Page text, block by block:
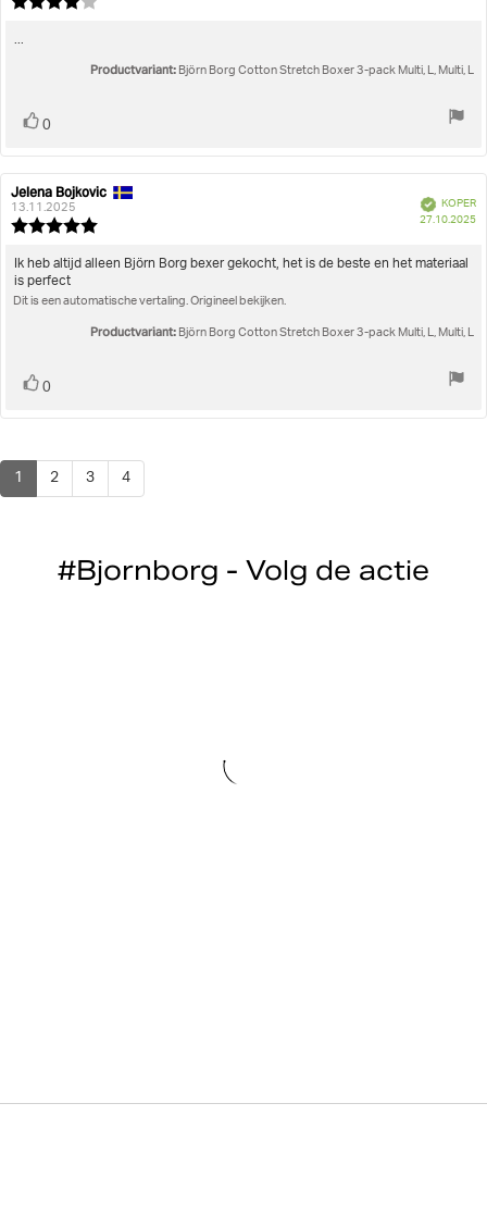
beoordeling:
sterren
Beoordelingstekst:
...
Productvariant: Björn Borg Cotton Stretch Boxer 3-pack Multi, L, Multi, L
Stem
0
Auteur
van
deze
beoordeling:
Jelena Bojkovic
13.11.2025
uit
sterren
Geverifieerd
KOPER
27.10.2025
Beoordelingstekst:
Ik heb altijd alleen Björn Borg bexer gekocht, het is de beste en het materiaal
is perfect
Dit is een automatische vertaling. Origineel bekijken.
Productvariant: Björn Borg Cotton Stretch Boxer 3-pack Multi, L, Multi, L
Stem
0
1 2 3 4
#Bjornborg - Volg de actie